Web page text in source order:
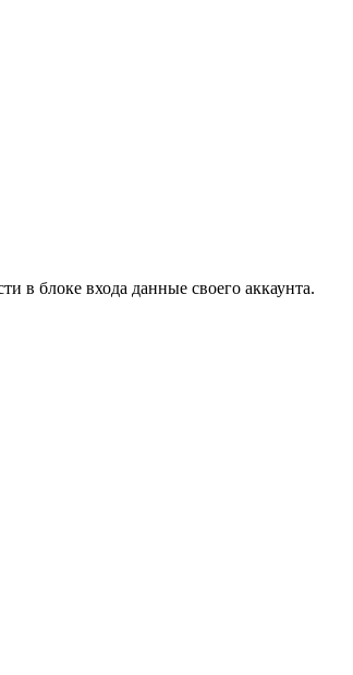
в блоке входа данные своего аккаунта.